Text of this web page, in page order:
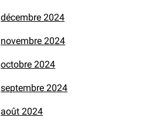
décembre 2024
novembre 2024
octobre 2024
septembre 2024
août 2024